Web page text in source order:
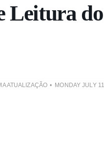
Leitura do
ATUALIZAÇÃO MONDAY JULY